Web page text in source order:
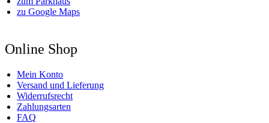
zu Google Maps
Online Shop
Mein Konto
Versand und Lieferung
Widerrufsrecht
Zahlungsarten
FAQ